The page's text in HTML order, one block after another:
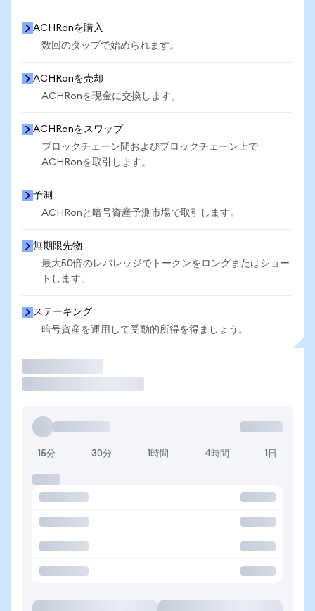
ACHRonを購入
数回のタップで始められます。
ACHRonを売却
ACHRonを現金に交換します。
ACHRonをスワップ
ブロックチェーン間およびブロックチェーン上で
ACHRonを取引します。
予測
ACHRonと暗号資産予測市場で取引します。
無期限先物
最大50倍のレバレッジでトークンをロングまたはショー
トします。
ステーキング
暗号資産を運用して受動的所得を得ましょう。
15分 30分 1時間 4時間 1日